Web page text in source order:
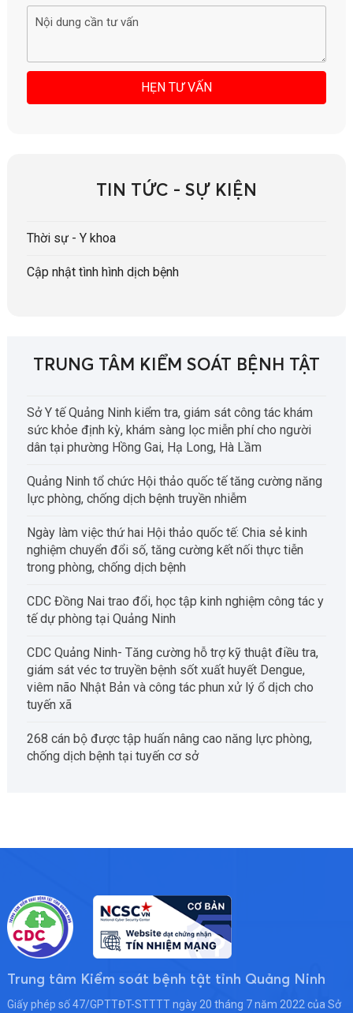
TIN TỨC - SỰ KIỆN
Thời sự - Y khoa
Cập nhật tình hình dịch bệnh
TRUNG TÂM KIỂM SOÁT BỆNH TẬT
Sở Y tế Quảng Ninh kiểm tra, giám sát công tác khám
sức khỏe định kỳ, khám sàng lọc miễn phí cho người
dân tại phường Hồng Gai, Hạ Long, Hà Lầm
Quảng Ninh tổ chức Hội thảo quốc tế tăng cường năng
lực phòng, chống dịch bệnh truyền nhiễm
Ngày làm việc thứ hai Hội thảo quốc tế: Chia sẻ kinh
nghiệm chuyển đổi số, tăng cường kết nối thực tiễn
trong phòng, chống dịch bệnh
CDC Đồng Nai trao đổi, học tập kinh nghiệm công tác y
tế dự phòng tại Quảng Ninh
CDC Quảng Ninh- Tăng cường hỗ trợ kỹ thuật điều tra,
giám sát véc tơ truyền bệnh sốt xuất huyết Dengue,
viêm não Nhật Bản và công tác phun xử lý ổ dịch cho
tuyến xã
268 cán bộ được tập huấn nâng cao năng lực phòng,
chống dịch bệnh tại tuyến cơ sở
Trung tâm Kiểm soát bệnh tật tỉnh Quảng Ninh
Giấy phép số 47/GPTTĐT-STTTT ngày 20 tháng 7 năm 2022 của Sở